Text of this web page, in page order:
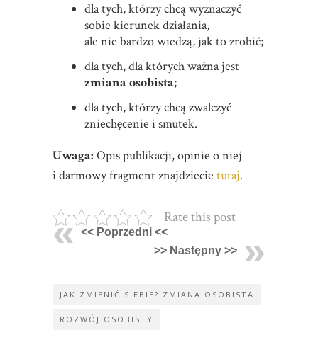
dla tych, którzy chcą wyznaczyć
sobie kierunek działania,
ale nie bardzo wiedzą, jak to zrobić;
dla tych, dla których ważna jest
zmiana osobista;
dla tych, którzy chcą zwalczyć
zniechęcenie i smutek.
Uwaga: Opis publikacji, opinie o niej
i darmowy fragment znajdziecie tutaj.
Rate this post
<< Poprzedni <<
>> Następny >>
JAK ZMIENIĆ SIEBIE? ZMIANA OSOBISTA
ROZWÓJ OSOBISTY